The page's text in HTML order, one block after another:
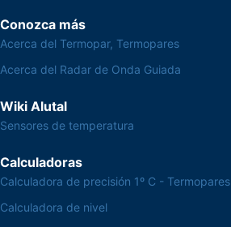
Conozca más
Acerca del Termopar, Termopares
Acerca del Radar de Onda Guiada
Wiki Alutal
Sensores de temperatura
Calculadoras
Calculadora de precisión 1º C - Termopares
Calculadora de nivel